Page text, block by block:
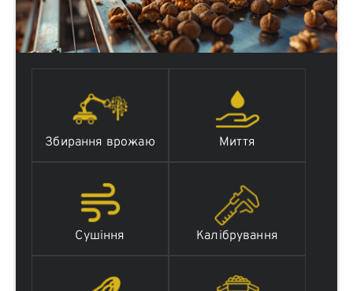
Збирання врожаю Миття
Сушіння Калібрування